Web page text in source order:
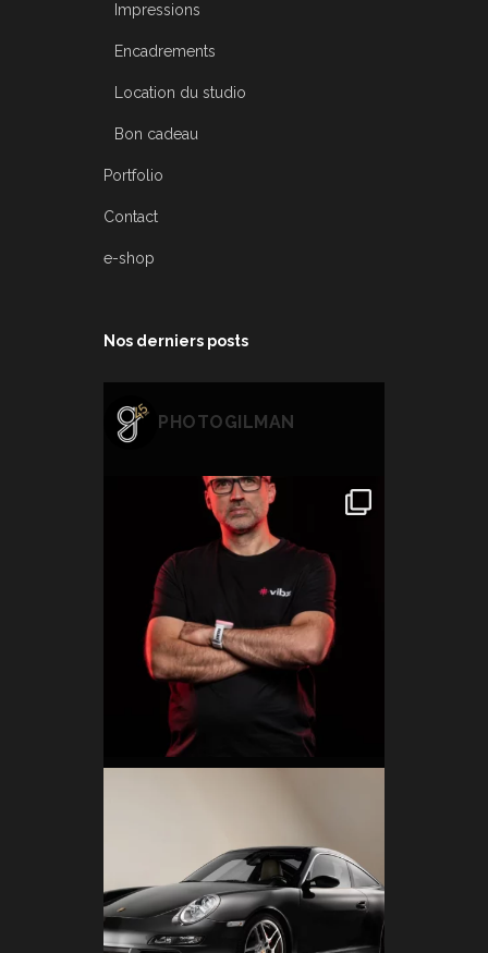
Impressions
Encadrements
Location du studio
Bon cadeau
Portfolio
Contact
e-shop
Nos derniers posts
PHOTOGILMAN